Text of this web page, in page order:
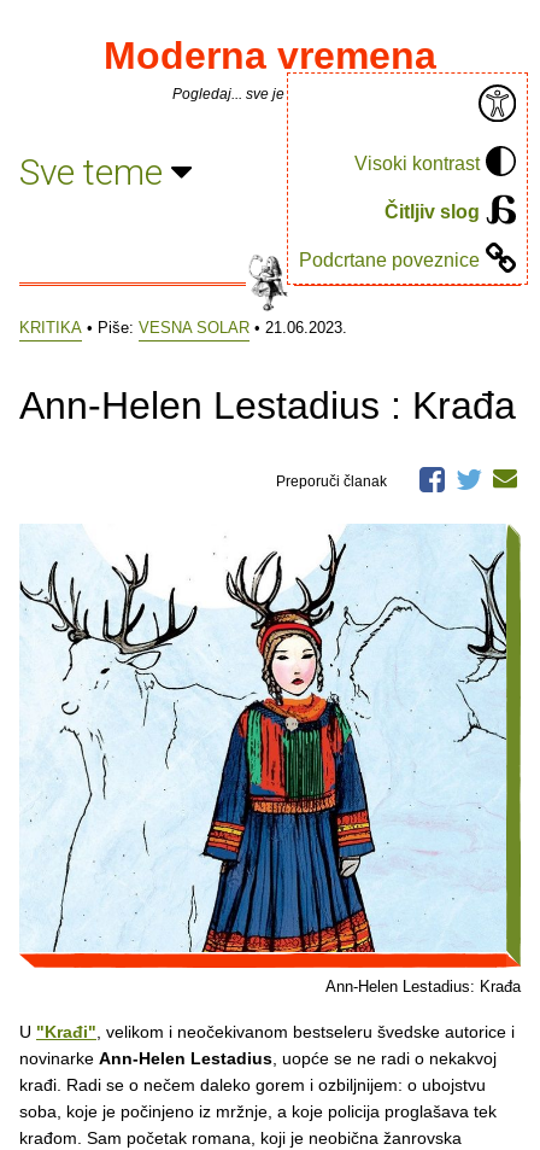
Visoki kontrast
Čitljiv slog
Podcrtane poveznice
Moderna vremena
Pogledaj... sve je puno knjiga.
Sve teme
KRITIKA • Piše: VESNA SOLAR • 21.06.2023.
Ann-Helen Lestadius : Krađa
Preporuči članak
Ann-Helen Lestadius: Krađa
U "Krađi" , velikom i neočekivanom bestseleru švedske autorice i
novinarke Ann-Helen Lestadius , uopće se ne radi o nekakvoj
krađi. Radi se o nečem daleko gorem i ozbiljnijem: o ubojstvu
soba, koje je počinjeno iz mržnje, a koje policija proglašava tek
krađom. Sam početak romana, koji je neobična žanrovska